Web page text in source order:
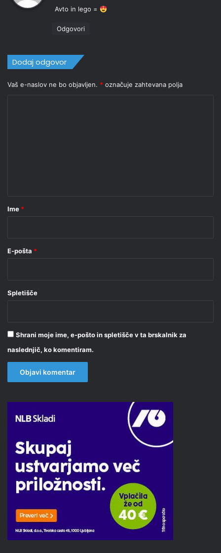
Avto in lego =
Odgovori
Dodaj odgovor
Vaš e-naslov ne bo objavljen. * označuje zahtevana polja
r
Ime *
E-pošta *
Spletišče
Shrani moje ime, e-pošto in spletišče v ta brskalnik za
naslednjič, ko komentiram.